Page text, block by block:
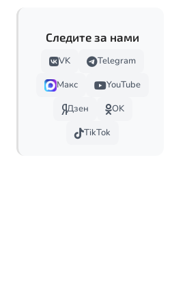
Следите за нами
VK
Telegram
Макс
YouTube
Дзен
OK
TikTok